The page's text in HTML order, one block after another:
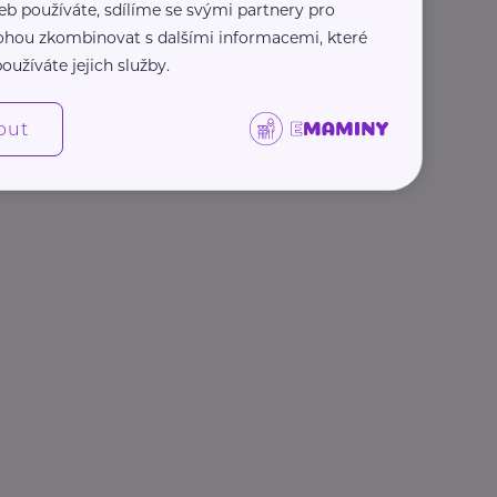
používáte, sdílíme se svými partnery pro
zkombinovat s dalšími informacemi, které
jejich služby.